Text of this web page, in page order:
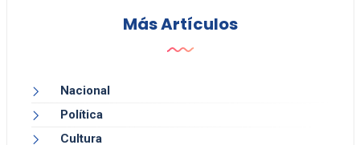
Más Artículos
Nacional
Política
Cultura